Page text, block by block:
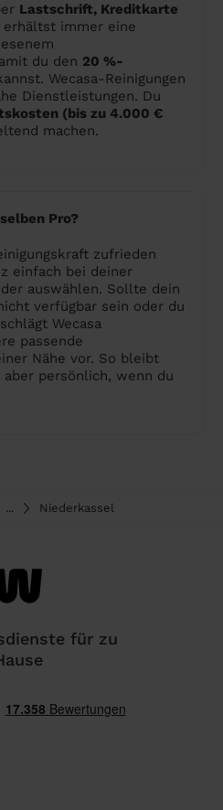
Lastschrift, Kreditkarte
erhältst immer eine
du den 20 %-
Wecasa-Reinigungen
Dienstleistungen. Du
(bis zu 4.000 €
machen.
Pro?
zufrieden
einfach bei deiner
auswählen. Sollte dein
verfügbar sein oder du
Wecasa
passende
Nähe vor. So bleibt
persönlich, wenn du
... Niederkassel
für zu